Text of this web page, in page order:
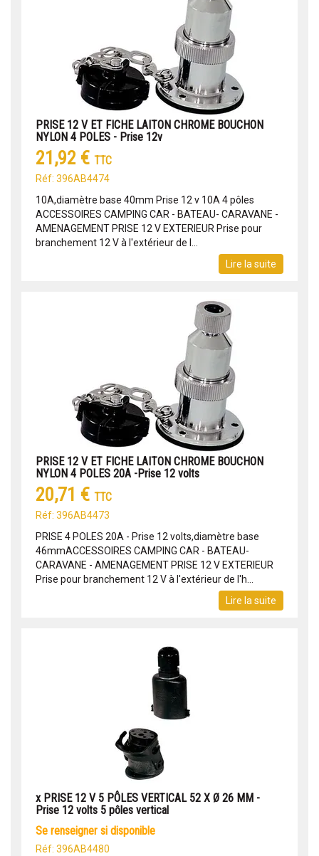
PRISE 12 V ET FICHE LAITON CHROME BOUCHON
NYLON 4 POLES - Prise 12v
21,92 € TTC
Réf: 396AB4474
10A,diamètre base 40mm Prise 12 v 10A 4 pôles
ACCESSOIRES CAMPING CAR - BATEAU- CARAVANE -
AMENAGEMENT PRISE 12 V EXTERIEUR Prise pour
branchement 12 V à l'extérieur de l...
Lire la suite
PRISE 12 V ET FICHE LAITON CHROME BOUCHON
NYLON 4 POLES 20A -Prise 12 volts
20,71 € TTC
Réf: 396AB4473
PRISE 4 POLES 20A - Prise 12 volts,diamètre base
46mmACCESSOIRES CAMPING CAR - BATEAU-
CARAVANE - AMENAGEMENT PRISE 12 V EXTERIEUR
Prise pour branchement 12 V à l'extérieur de l'h...
Lire la suite
x PRISE 12 V 5 PÔLES VERTICAL 52 X Ø 26 MM -
Prise 12 volts 5 pôles vertical
se renseigner si disponible
Réf: 396AB4480